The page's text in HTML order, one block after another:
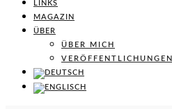
LINKS
MAGAZIN
ÜBER
ÜBER MICH
VERÖFFENTLICHUNGEN